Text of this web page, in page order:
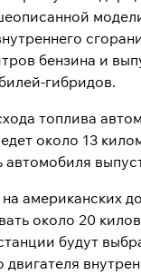
бензина и
гибридов.
топлива
около 13
американских
около 20
будут